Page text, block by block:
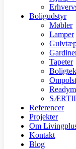
Boligudstyr
Møbler
Lamper
Tapeter
Referencer
Projekter
Om
Kontakt
Blog